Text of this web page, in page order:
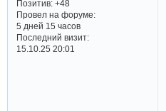
Позитив: +48
Провел на форуме:
5 дней 15 часов
Последний визит:
15.10.25 20:01